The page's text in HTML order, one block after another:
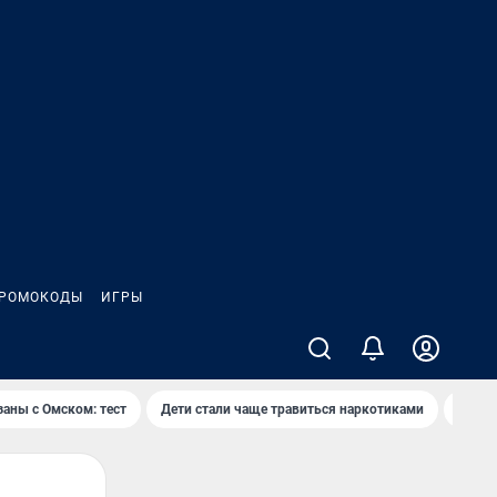
ИГРЫ
с Омском: тест Дети стали чаще травиться наркотиками